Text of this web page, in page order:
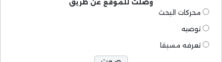
وصلت للموقع عن طريق
محركات البحث
توصيه
تعرفه مسبقا